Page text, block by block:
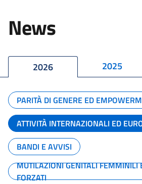
News
2026 2025
PARITÀ DI GENERE ED
ATTIVITÀ INTERNAZIONALI ED
BANDI E AVVISI
MUTILAZIONI GENITALI FEMMINILI
FORZATI